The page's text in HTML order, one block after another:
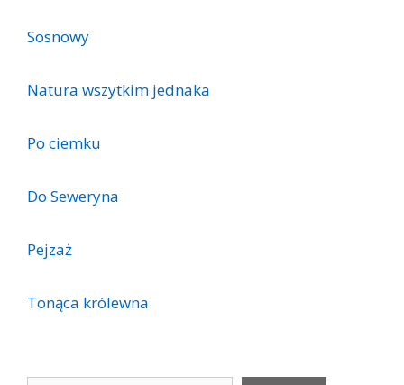
Sosnowy
Natura wszytkim jednaka
Po ciemku
Do Seweryna
Pejzaż
Tonąca królewna